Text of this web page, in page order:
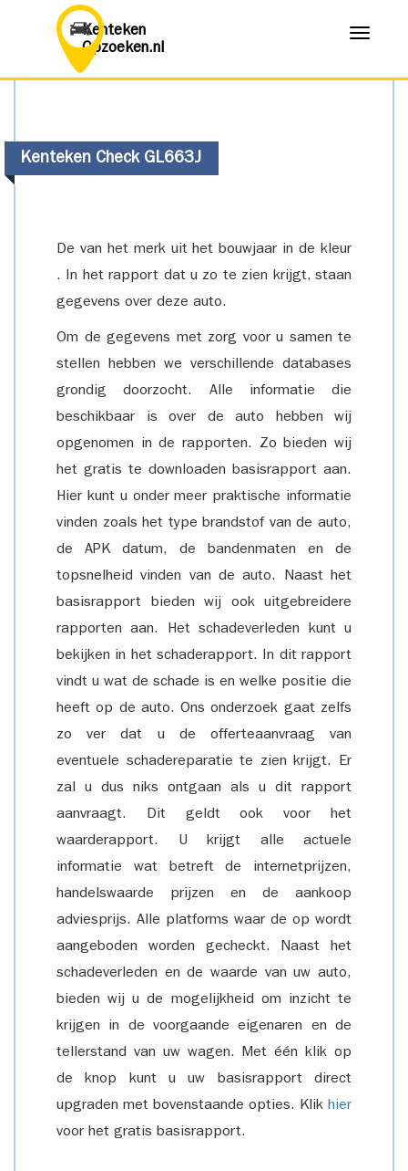
Kenteken
Opzoeken.nl
Menu
Kenteken Check GL663J
De van het merk uit het bouwjaar in de kleur
. In het rapport dat u zo te zien krijgt, staan
gegevens over deze auto.
Om de gegevens met zorg voor u samen te
stellen hebben we verschillende databases
grondig doorzocht. Alle informatie die
beschikbaar is over de auto hebben wij
opgenomen in de rapporten. Zo bieden wij
het gratis te downloaden basisrapport aan.
Hier kunt u onder meer praktische informatie
vinden zoals het type brandstof van de auto,
de APK datum, de bandenmaten en de
topsnelheid vinden van de auto. Naast het
basisrapport bieden wij ook uitgebreidere
rapporten aan. Het schadeverleden kunt u
bekijken in het schaderapport. In dit rapport
vindt u wat de schade is en welke positie die
heeft op de auto. Ons onderzoek gaat zelfs
zo ver dat u de offerteaanvraag van
eventuele schadereparatie te zien krijgt. Er
zal u dus niks ontgaan als u dit rapport
aanvraagt. Dit geldt ook voor het
waarderapport. U krijgt alle actuele
informatie wat betreft de internetprijzen,
handelswaarde prijzen en de aankoop
adviesprijs. Alle platforms waar de op wordt
aangeboden worden gecheckt. Naast het
schadeverleden en de waarde van uw auto,
bieden wij u de mogelijkheid om inzicht te
krijgen in de voorgaande eigenaren en de
tellerstand van uw wagen. Met één klik op
de knop kunt u uw basisrapport direct
upgraden met bovenstaande opties. Klik hier
voor het gratis basisrapport.